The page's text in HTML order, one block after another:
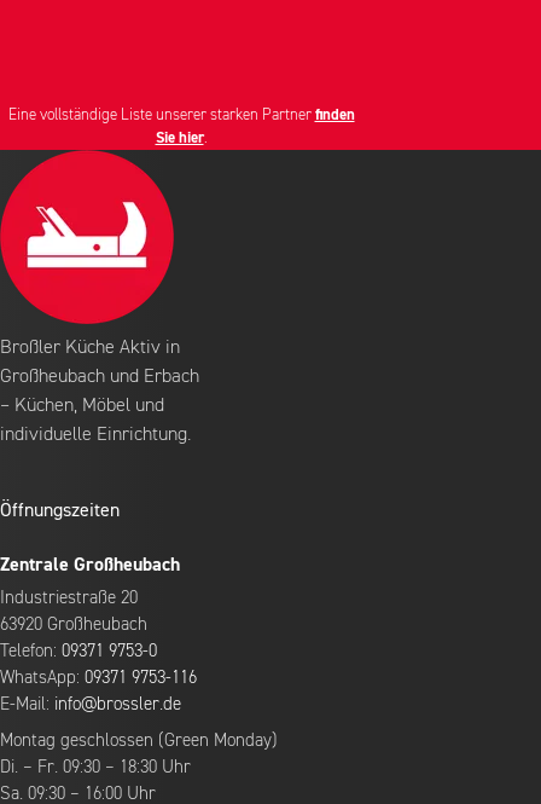
Eine vollständige Liste unserer starken Partner finden
Sie hier.
Broßler Küche Aktiv in
Großheubach und Erbach
– Küchen, Möbel und
individuelle Einrichtung.
Öffnungszeiten
Zentrale Großheubach
Industriestraße 20
63920 Großheubach
Telefon: 09371 9753-0
WhatsApp: 09371 9753-116
E-Mail: info@brossler.de
Montag geschlossen (Green Monday)
Di. – Fr. 09:30 – 18:30 Uhr
Sa. 09:30 – 16:00 Uhr